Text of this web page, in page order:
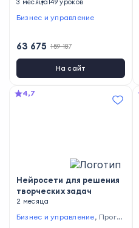
3 месяца149 уроков
Бизнес и управление
63 675 159 187
На сайт
4,7
Нейросети для решения
творческих задач
2 месяца
Бизнес и управление, Прогр